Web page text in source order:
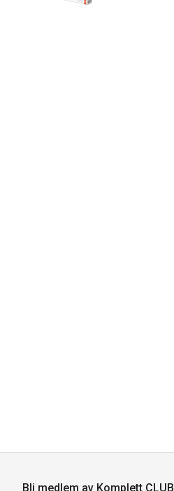
Bli medlem av Komplett CLUB